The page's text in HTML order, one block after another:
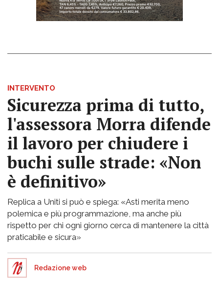
INTERVENTO
Sicurezza prima di tutto,
l'assessora Morra difende
il lavoro per chiudere i
buchi sulle strade: «Non
è definitivo»
Replica a Uniti si può e spiega: «Asti merita meno
polemica e più programmazione, ma anche più
rispetto per chi ogni giorno cerca di mantenere la città
praticabile e sicura»
Redazione web